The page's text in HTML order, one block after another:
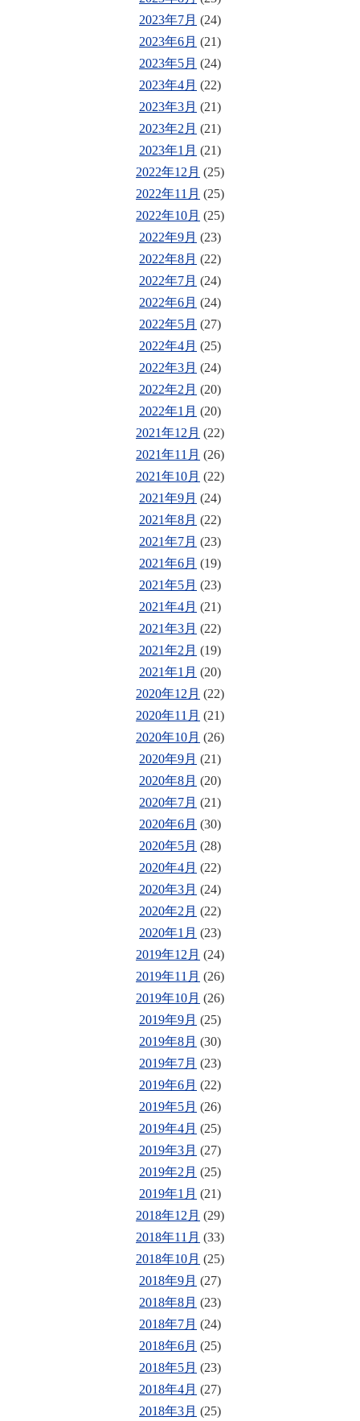
2023年7月 (24)
2023年6月 (21)
2023年5月 (24)
2023年4月 (22)
2023年3月 (21)
2023年2月 (21)
2023年1月 (21)
2022年12月 (25)
2022年11月 (25)
2022年10月 (25)
2022年9月 (23)
2022年8月 (22)
2022年7月 (24)
2022年6月 (24)
2022年5月 (27)
2022年4月 (25)
2022年3月 (24)
2022年2月 (20)
2022年1月 (20)
2021年12月 (22)
2021年11月 (26)
2021年10月 (22)
2021年9月 (24)
2021年8月 (22)
2021年7月 (23)
2021年6月 (19)
2021年5月 (23)
2021年4月 (21)
2021年3月 (22)
2021年2月 (19)
2021年1月 (20)
2020年12月 (22)
2020年11月 (21)
2020年10月 (26)
2020年9月 (21)
2020年8月 (20)
2020年7月 (21)
2020年6月 (30)
2020年5月 (28)
2020年4月 (22)
2020年3月 (24)
2020年2月 (22)
2020年1月 (23)
2019年12月 (24)
2019年11月 (26)
2019年10月 (26)
2019年9月 (25)
2019年8月 (30)
2019年7月 (23)
2019年6月 (22)
2019年5月 (26)
2019年4月 (25)
2019年3月 (27)
2019年2月 (25)
2019年1月 (21)
2018年12月 (29)
2018年11月 (33)
2018年10月 (25)
2018年9月 (27)
2018年8月 (23)
2018年7月 (24)
2018年6月 (25)
2018年5月 (23)
2018年4月 (27)
2018年3月 (25)